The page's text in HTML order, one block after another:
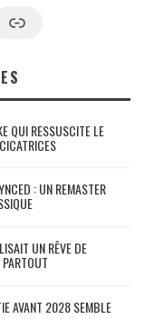
Google News
QUI RESSUSCITE LE
: UN REMASTER
UN RÊVE DE
AVANT 2028 SEMBLE